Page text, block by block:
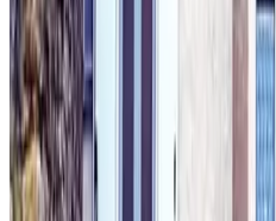
8.8